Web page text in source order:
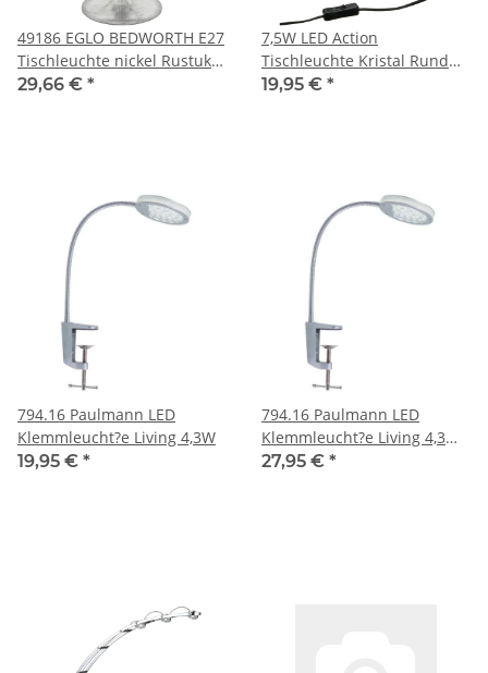
49186 EGLO BEDWORTH E27
Tischleuchte nickel Rustuka
Barrock
29,66 € *
7,5W LED Action
Tischleuchte Kristal Rund
silber 660 Lumen incl.
19,95 € *
794.16 Paulmann LED
Klemmleucht?e Living 4,3W
19,95 € *
794.16 Paulmann LED
Klemmleucht?e Living 4,3W
Tischleuchte Kalt Weiss
27,95 € *